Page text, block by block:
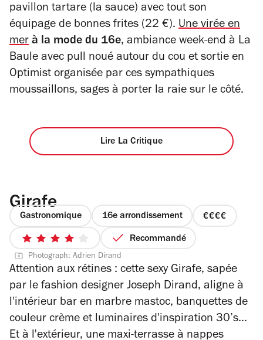
pavillon tartare (la sauce) avec tout son
équipage de bonnes frites (22 €). Une virée en
mer à la mode du 16e, ambiance week-end à La
Baule avec pull noué autour du cou et sortie en
Optimist organisée par ces sympathiques
moussaillons, sages à porter la raie sur le côté.
Lire La Critique
Girafe
Gastronomique 16e arrondissement
prix
4
4
sur
5
étoiles
Recommandé
Photograph: Adrien Dirand
Attention aux rétines : cette sexy Girafe, sapée
par le fashion designer Joseph Dirand, aligne à
l'intérieur bar en marbre mastoc, banquettes de
couleur crème et luminaires d'inspiration 30’s…
Et à l'extérieur, une maxi-terrasse à nappes